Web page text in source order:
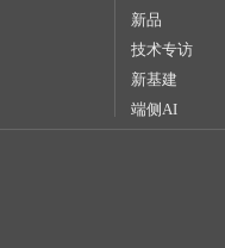
新品
技术专访
新基建
端侧AI